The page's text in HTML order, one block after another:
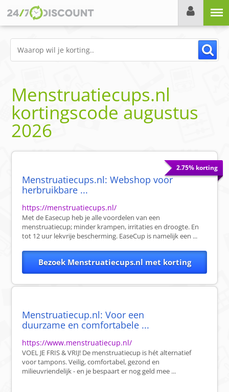
Menstruatiecups.nl
kortingscode augustus
2026
2.75% korting
Menstruatiecups.nl: Webshop voor
herbruikbare ...
https://menstruatiecups.nl/
Met de Easecup heb je alle voordelen van een
menstruatiecup; minder krampen, irritaties en droogte. En
tot 12 uur lekvrije bescherming. EaseCup is namelijk een ...
Bezoek Menstruatiecups.nl met korting
Menstruatiecup.nl: Voor een
duurzame en comfortabele ...
https://www.menstruatiecup.nl/
VOEL JE FRIS & VRIJ! De menstruatiecup is hét alternatief
voor tampons. Veilig, comfortabel, gezond en
milieuvriendelijk - en je bespaart er nog geld mee ...